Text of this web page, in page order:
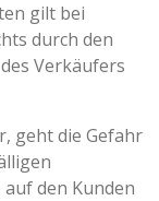
gilt bei
durch den
Verkäufers
geht die Gefahr
den Kunden